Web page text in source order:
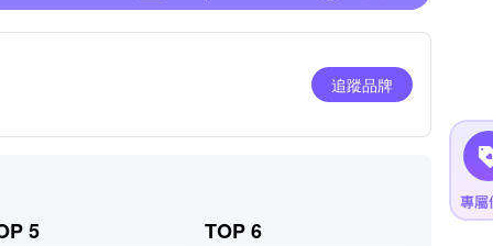
追蹤品牌
5 TOP 6